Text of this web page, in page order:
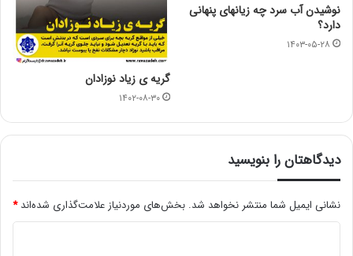
نوشیدن آب سرد چه زیانهای پنهانی
دارد؟
۱۴۰۳-۰۵-۲۸
گریه ی زیاد نوزادان
۱۴۰۲-۰۸-۳۰
دیدگاهتان را بنویسید
نشانی ایمیل شما منتشر نخواهد شد. بخش‌های موردنیاز علامت‌گذاری شده‌اند*